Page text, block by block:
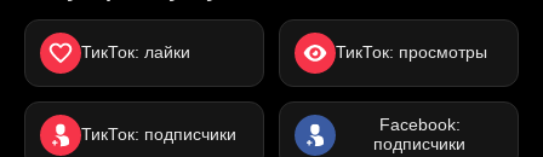
ТикТок: лайки ТикТок: просмотры
ТикТок: подписчики
Facebook:
подписчики